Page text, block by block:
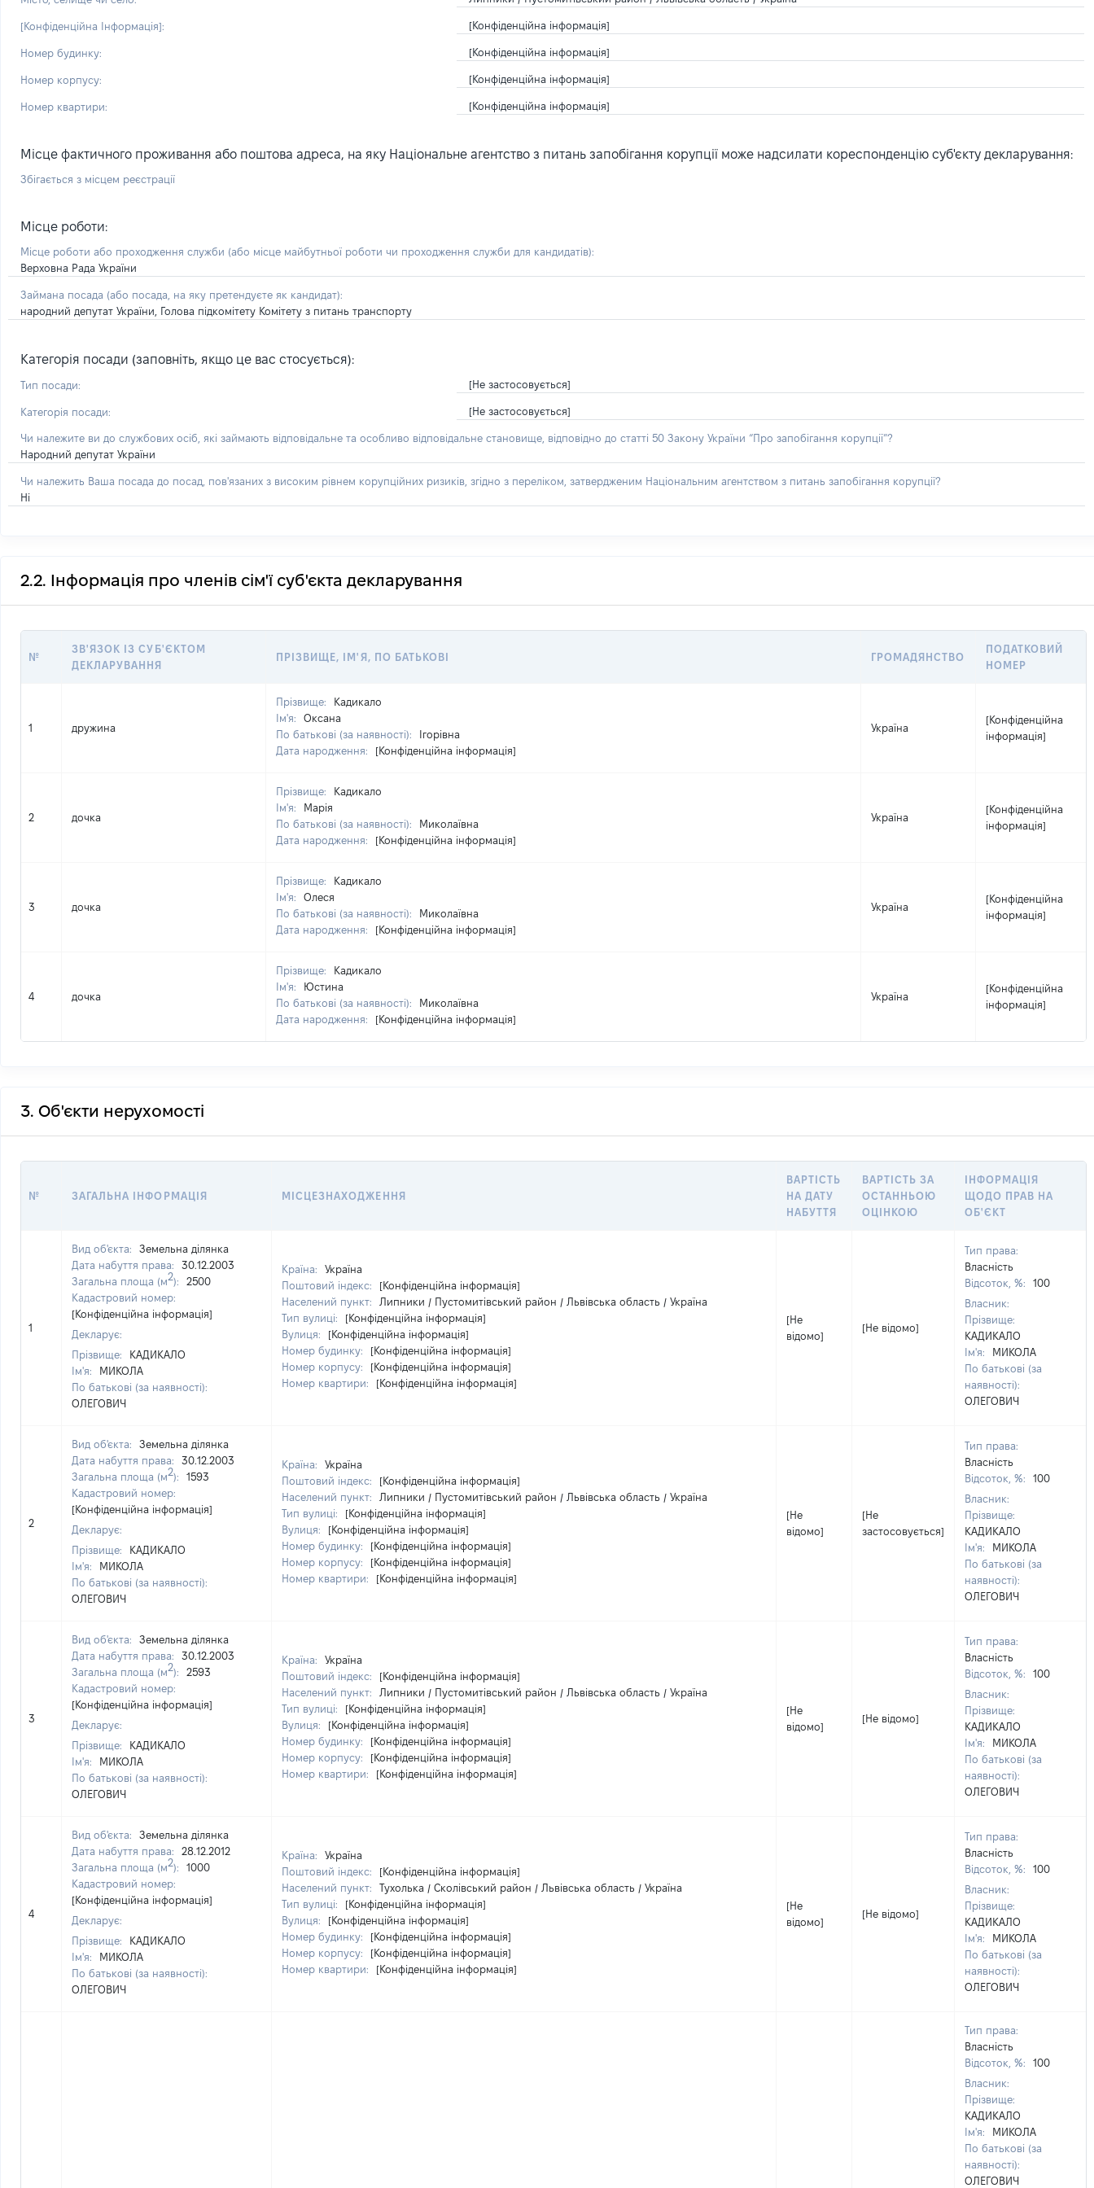
[Конфіденційна Інформація]: [Конфіденційна інформація]
Номер будинку: [Конфіденційна інформація]
Номер корпусу: [Конфіденційна інформація]
Номер квартири: [Конфіденційна інформація]
Місце фактичного проживання або поштова адреса, на яку Національне агентство з питань запобігання корупції може надсилати кореспонденцію суб'єкту декларування:
Збігається з місцем реєстрації
Місце роботи:
Місце роботи або проходження служби (або місце майбутньої роботи чи проходження служби для кандидатів):
Верховна Рада України
Займана посада (або посада, на яку претендуєте як кандидат):
народний депутат України, Голова підкомітету Комітету з питань транспорту
Категорія посади (заповніть, якщо це вас стосується):
Тип посади: [Не застосовується]
Категорія посади: [Не застосовується]
Чи належите ви до службових осіб, які займають відповідальне та особливо відповідальне становище, відповідно до статті 50 Закону України “Про запобігання корупції”?
Народний депутат України
Чи належить Ваша посада до посад, пов'язаних з високим рівнем корупційних ризиків, згідно з переліком, затвердженим Національним агентством з питань запобігання корупції?
Ні
2.2. Інформація про членів сім'ї суб'єкта декларування
№
ЗВ'ЯЗОК ІЗ СУБ'ЄКТОМ
ДЕКЛАРУВАННЯ
ПРІЗВИЩЕ, ІМ'Я, ПО БАТЬКОВІ ГРОМАДЯНСТВО
ПОДАТКОВИЙ
НОМЕР
1 дружина
Прізвище:
Кадикало
Ім'я:
Оксана
По батькові (за наявності):
Ігорівна
Дата народження:
[Конфіденційна інформація]
Україна
[Конфіденційна
інформація]
2 дочка
Прізвище:
Кадикало
Ім'я:
Марія
По батькові (за наявності):
Миколаївна
Дата народження:
[Конфіденційна інформація]
Україна
[Конфіденційна
інформація]
3 дочка
Прізвище:
Кадикало
Ім'я:
Олеся
По батькові (за наявності):
Миколаївна
Дата народження:
[Конфіденційна інформація]
Україна
[Конфіденційна
інформація]
4 дочка
Прізвище:
Кадикало
Ім'я:
Юстина
По батькові (за наявності):
Миколаївна
Дата народження:
[Конфіденційна інформація]
Україна
[Конфіденційна
інформація]
3. Об'єкти нерухомості
№ ЗАГАЛЬНА ІНФОРМАЦІЯ МІСЦЕЗНАХОДЖЕННЯ
ВАРТІСТЬ
НА ДАТУ
НАБУТТЯ
ВАРТІСТЬ ЗА
ОСТАННЬОЮ
ОЦІНКОЮ
ІНФОРМАЦІЯ
ЩОДО ПРАВ НА
ОБ'ЄКТ
1
Вид об'єкта:
Земельна ділянка
Дата набуття права:
30.12.2003
Загальна площа (м2):
2500
Кадастровий номер:
[Конфіденційна інформація]
Декларує:
Прізвище:
КАДИКАЛО
Ім'я:
МИКОЛА
По батькові (за наявності):
ОЛЕГОВИЧ
Країна:
Україна
Поштовий індекс:
[Конфіденційна інформація]
Населений пункт:
Липники / Пустомитівський район / Львівська область / Україна
Тип вулиці:
[Конфіденційна інформація]
Вулиця:
[Конфіденційна інформація]
Номер будинку:
[Конфіденційна інформація]
Номер корпусу:
[Конфіденційна інформація]
Номер квартири:
[Конфіденційна інформація]
[Не
відомо]
[Не відомо]
Тип права:
Власність
Відсоток, %:
100
Власник:
Прізвище:
КАДИКАЛО
Ім'я:
МИКОЛА
По батькові (за
наявності):
ОЛЕГОВИЧ
2
Вид об'єкта:
Земельна ділянка
Дата набуття права:
30.12.2003
Загальна площа (м2):
1593
Кадастровий номер:
[Конфіденційна інформація]
Декларує:
Прізвище:
КАДИКАЛО
Ім'я:
МИКОЛА
По батькові (за наявності):
ОЛЕГОВИЧ
Країна:
Україна
Поштовий індекс:
[Конфіденційна інформація]
Населений пункт:
Липники / Пустомитівський район / Львівська область / Україна
Тип вулиці:
[Конфіденційна інформація]
Вулиця:
[Конфіденційна інформація]
Номер будинку:
[Конфіденційна інформація]
Номер корпусу:
[Конфіденційна інформація]
Номер квартири:
[Конфіденційна інформація]
[Не
відомо]
[Не
застосовується]
Тип права:
Власність
Відсоток, %:
100
Власник:
Прізвище:
КАДИКАЛО
Ім'я:
МИКОЛА
По батькові (за
наявності):
ОЛЕГОВИЧ
3
Вид об'єкта:
Земельна ділянка
Дата набуття права:
30.12.2003
Загальна площа (м2):
2593
Кадастровий номер:
[Конфіденційна інформація]
Декларує:
Прізвище:
КАДИКАЛО
Ім'я:
МИКОЛА
По батькові (за наявності):
ОЛЕГОВИЧ
Країна:
Україна
Поштовий індекс:
[Конфіденційна інформація]
Населений пункт:
Липники / Пустомитівський район / Львівська область / Україна
Тип вулиці:
[Конфіденційна інформація]
Вулиця:
[Конфіденційна інформація]
Номер будинку:
[Конфіденційна інформація]
Номер корпусу:
[Конфіденційна інформація]
Номер квартири:
[Конфіденційна інформація]
[Не
відомо]
[Не відомо]
Тип права:
Власність
Відсоток, %:
100
Власник:
Прізвище:
КАДИКАЛО
Ім'я:
МИКОЛА
По батькові (за
наявності):
ОЛЕГОВИЧ
4
Вид об'єкта:
Земельна ділянка
Дата набуття права:
28.12.2012
Загальна площа (м2):
1000
Кадастровий номер:
[Конфіденційна інформація]
Декларує:
Прізвище:
КАДИКАЛО
Ім'я:
МИКОЛА
По батькові (за наявності):
ОЛЕГОВИЧ
Країна:
Україна
Поштовий індекс:
[Конфіденційна інформація]
Населений пункт:
Тухолька / Сколівський район / Львівська область / Україна
Тип вулиці:
[Конфіденційна інформація]
Вулиця:
[Конфіденційна інформація]
Номер будинку:
[Конфіденційна інформація]
Номер корпусу:
[Конфіденційна інформація]
Номер квартири:
[Конфіденційна інформація]
[Не
відомо]
[Не відомо]
Тип права:
Власність
Відсоток, %:
100
Власник:
Прізвище:
КАДИКАЛО
Ім'я:
МИКОЛА
По батькові (за
наявності):
ОЛЕГОВИЧ
Тип права:
Власність
Відсоток, %:
100
Власник:
Прізвище:
КАДИКАЛО
Ім'я:
МИКОЛА
По батькові (за
наявності):
ОЛЕГОВИЧ